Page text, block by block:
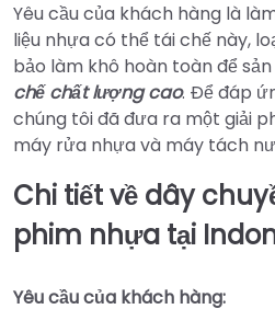
Yêu cầu của khách hàng là
liệu nhựa có thể tái chế này,
bảo làm khô hoàn toàn để sản
chế chất lượng cao. Để đáp
chúng tôi đã đưa ra một giải
máy rửa nhựa và máy tách
Chi tiết về dây
phim nhựa tại
Yêu cầu của khách hàng: